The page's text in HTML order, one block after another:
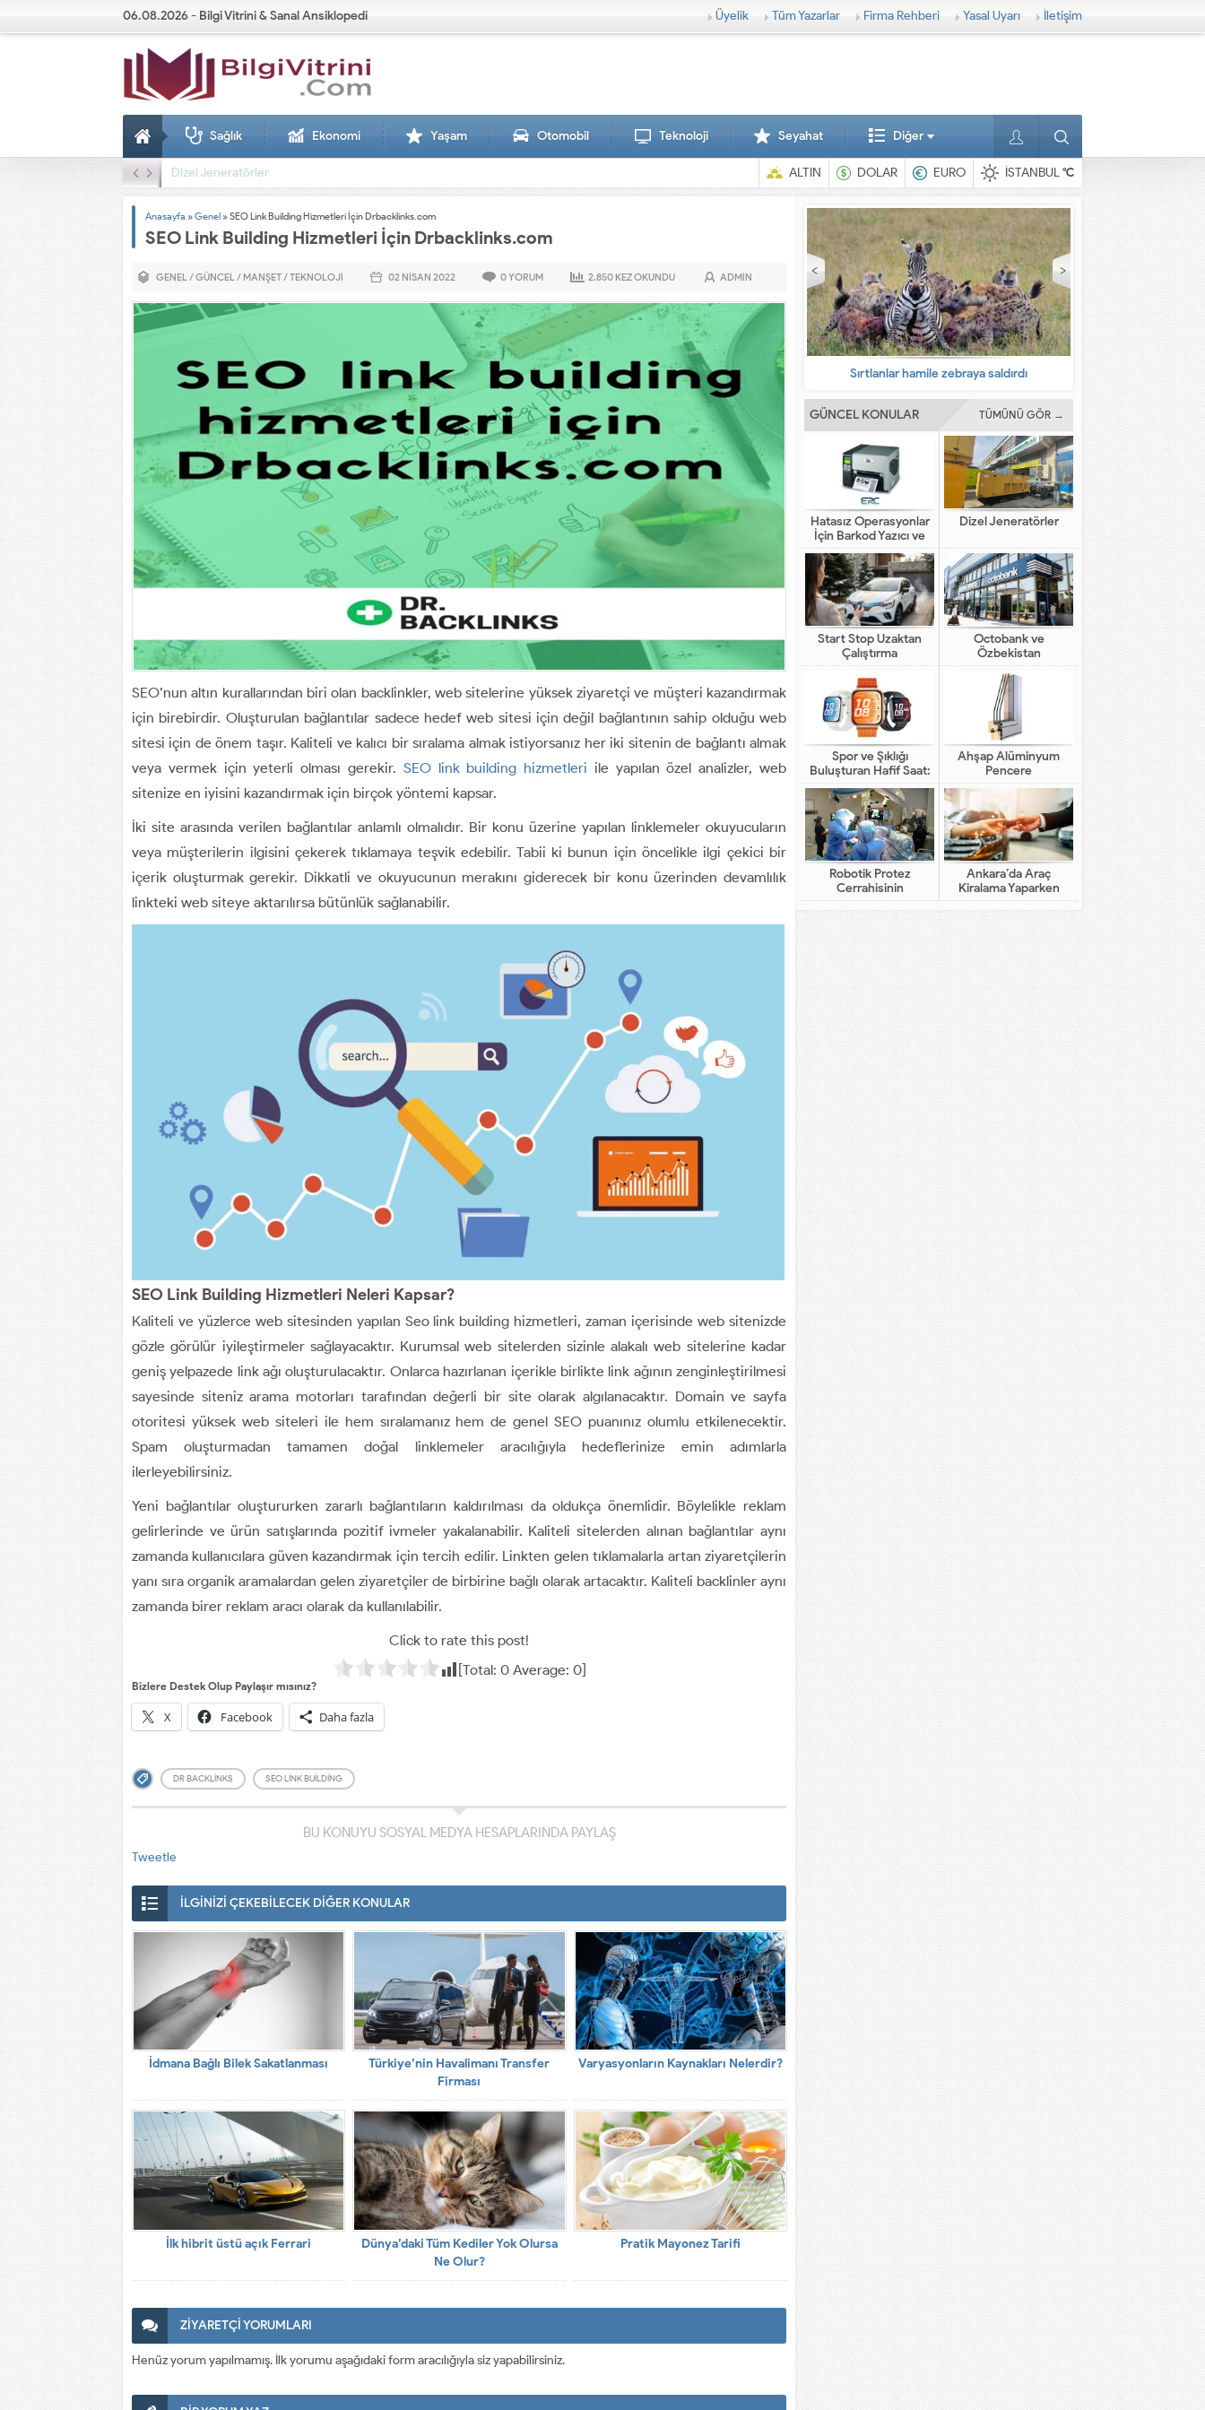
06.08.2026 - Bilgi Vitrini & Sanal Ansiklopedi Üyelik Tüm Yazarlar Firma Rehberi Yasal Uyarı İletişim
Sağlık Ekonomi Yaşam Otomobil Teknoloji Seyahat Diğer
Dizel Jeneratörler ALTIN DOLAR EURO İSTANBUL°C
Anasayfa »Genel »SEO Link Building Hizmetleri İçin Drbacklinks.com
SEO Link Building Hizmetleri İçin Drbacklinks.com
GENEL/GÜNCEL/ MANŞET/TEKNOLOJI 02 NISAN 2022 0YORUM 2.850 KEZ OKUNDU ADMIN
SEO’nun altın kurallarından biri olan backlinkler, web sitelerine yüksek ziyaretçi ve müşteri kazandırmak
için birebirdir. Oluşturulan bağlantılar sadece hedef web sitesi için değil bağlantının sahip olduğu web
sitesi için de önem taşır. Kaliteli ve kalıcı bir sıralama almak istiyorsanız her iki sitenin de bağlantı almak
veya vermek için yeterli olması gerekir. SEO link building hizmetleri ile yapılan özel analizler, web
sitenize en iyisini kazandırmak için birçok yöntemi kapsar.
İki site arasında verilen bağlantılar anlamlı olmalıdır. Bir konu üzerine yapılan linklemeler okuyucuların
veya müşterilerin ilgisini çekerek tıklamaya teşvik edebilir. Tabii ki bunun için öncelikle ilgi çekici bir
içerik oluşturmak gerekir. Dikkatli ve okuyucunun merakını giderecek bir konu üzerinden devamlılık
linkteki web siteye aktarılırsa bütünlük sağlanabilir.
SEO Link Building Hizmetleri Neleri Kapsar?
Kaliteli ve yüzlerce web sitesinden yapılan Seo link building hizmetleri, zaman içerisinde web sitenizde
gözle görülür iyileştirmeler sağlayacaktır. Kurumsal web sitelerden sizinle alakalı web sitelerine kadar
geniş yelpazede link ağı oluşturulacaktır. Onlarca hazırlanan içerikle birlikte link ağının zenginleştirilmesi
sayesinde siteniz arama motorları tarafından değerli bir site olarak algılanacaktır. Domain ve sayfa
otoritesi yüksek web siteleri ile hem sıralamanız hem de genel SEO puanınız olumlu etkilenecektir.
Spam oluşturmadan tamamen doğal linklemeler aracılığıyla hedeflerinize emin adımlarla
ilerleyebilirsiniz.
Yeni bağlantılar oluştururken zararlı bağlantıların kaldırılması da oldukça önemlidir. Böylelikle reklam
gelirlerinde ve ürün satışlarında pozitif ivmeler yakalanabilir. Kaliteli sitelerden alınan bağlantılar aynı
zamanda kullanıcılara güven kazandırmak için tercih edilir. Linkten gelen tıklamalarla artan ziyaretçilerin
yanı sıra organik aramalardan gelen ziyaretçiler de birbirine bağlı olarak artacaktır. Kaliteli backlinler aynı
zamanda birer reklam aracı olarak da kullanılabilir.
Click to rate this post!
[Total: 0Average: 0]
Bizlere Destek Olup Paylaşır mısınız?
X Facebook Daha fazla
DR BACKLINKS SEO LINK BUILDING
BU KONUYU SOSYAL MEDYA HESAPLARINDA PAYLAŞ
Tweetle
İLGİNİZİ ÇEKEBİLECEK DİĞER KONULAR
İdmana Bağlı Bilek Sakatlanması
Türkiye’nin Havalimanı Transfer
Firması
Varyasyonların Kaynakları Nelerdir?
İlk hibrit üstü açık Ferrari
Dünya’daki Tüm Kediler Yok Olursa
Ne Olur?
Pratik Mayonez Tarifi
ZİYARETÇİ YORUMLARI
Henüz yorum yapılmamış. İlk yorumu aşağıdaki form aracılığıyla siz yapabilirsiniz.
Sırtlanlar hamile zebraya saldırdı En ilginç hayvanlar
GÜNCEL KONULAR TÜMÜNÜ GÖR →
Hatasız Operasyonlar
İçin Barkod Yazıcı ve
Otomasyon Sistemleri
Dizel Jeneratörler
Start Stop Uzaktan
Çalıştırma
Octobank ve
Özbekistan
Bankalarının Dijital
Finansal Altyapının
Gelişimindeki Yeni Rolü
Spor ve Şıklığı
Buluşturan Hafif Saat:
HUAWEI WATCH FIT 5
Pro
Ahşap Alüminyum
Pencere
Robotik Protez
Cerrahisinin
Geleneksel Cerrahiden
Farkı Nedir?
Ankara’da Araç
Kiralama Yaparken
Dikkat Edilecekler